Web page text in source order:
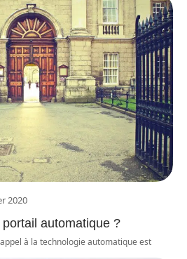
2020
automatique ?
à la technologie automatique est